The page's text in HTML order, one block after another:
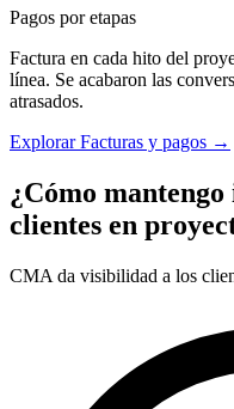
Pagos por etapas
Factura en cada hito del
línea. Se acabaron las
atrasados.
Explorar Facturas y pagos →
¿Cómo
clientes en
CMA da visibilidad a los